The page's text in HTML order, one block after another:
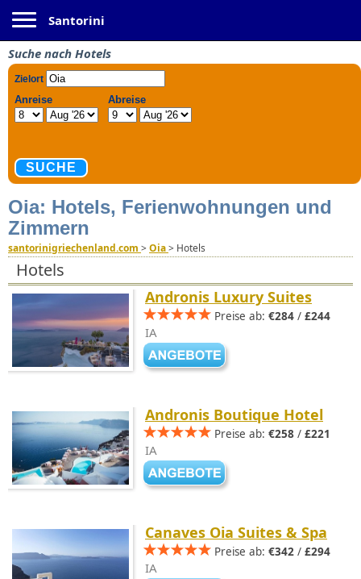
Santorini
Suche nach Hotels
Oia: Hotels, Ferienwohnungen und
Zimmern
santorinigriechenland.com >Oia> Hotels
Hotels
Andronis Luxury Suites
Preise ab: €284 / £244
IA
Andronis Boutique Hotel
Preise ab: €258 / £221
IA
Canaves Oia Suites & Spa
Preise ab: €342 / £294
IA